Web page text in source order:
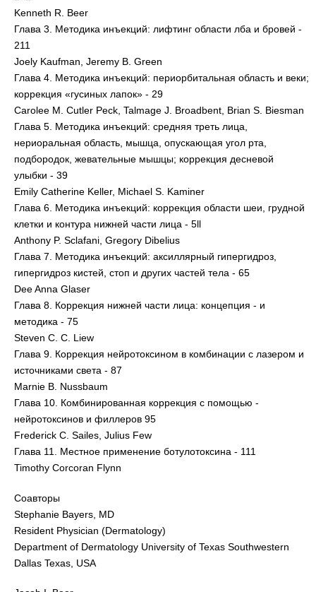
Kenneth R. Beer
Глава 3. Методика инъекций: лифтинг области лба и бровей -
211
Joely Kaufman, Jeremy В. Green
Глава 4. Методика инъекций: периорбитальная область и веки;
коррекция «гусиных лапок» - 29
Carolee М. Cutler Peck, Talmage J. Broadbent, Brian S. Biesman
Глава 5. Методика инъекций: средняя треть лица,
нериоральная область, мышца, опускающая угол рта,
подбородок, жевательные мышцы; коррекция десневой
улыбки - 39
Emily Catherine Keller, Michael S. Kaminer
Глава 6. Методика инъекций: коррекция области шеи, грудной
клетки и контура нижней части лица - 5ll
Anthony P. Sclafani, Gregory Dibelius
Глава 7. Методика инъекций: аксиллярный гипергидроз,
гипергидроз кистей, стоп и других частей тела - 65
Dee Anna Glaser
Глава 8. Коррекция нижней части лица: концепция - и
методика - 75
Steven C. C. Liew
Глава 9. Коррекция нейротоксином в комбинации с лазером и
источниками света - 87
Marnie В. Nussbaum
Глава 10. Комбинированная коррекция с помощью -
нейротоксинов и филлеров 95
Frederick С. Sailes, Julius Few
Глава 11. Местное применение ботулотоксина - 111
Timothy Corcoran Flynn
Соавторы
Stephanie Bayers, MD
Resident Physician (Dermatology)
Department of Dermatology University of Texas Southwestern
Dallas Texas, USA